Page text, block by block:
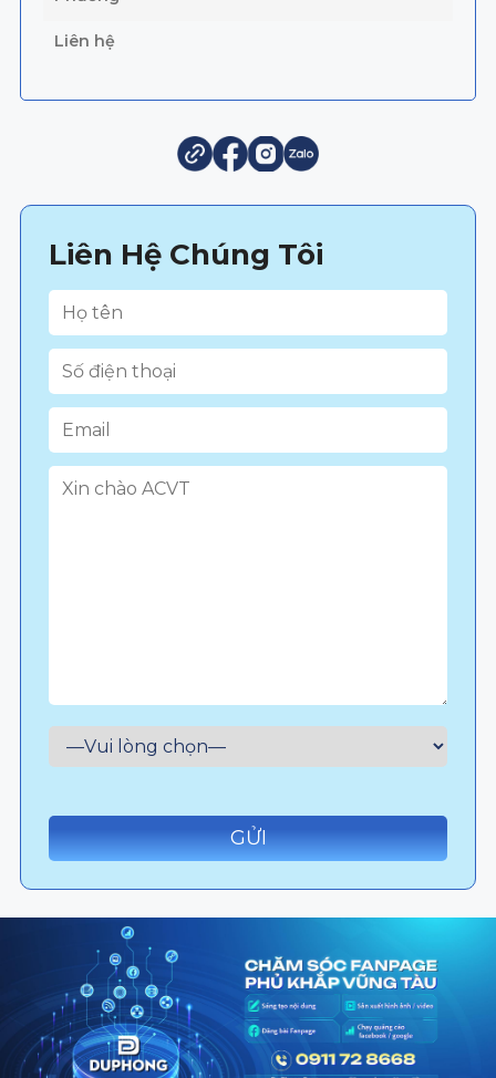
Liên hệ
Liên Hệ Chúng Tôi